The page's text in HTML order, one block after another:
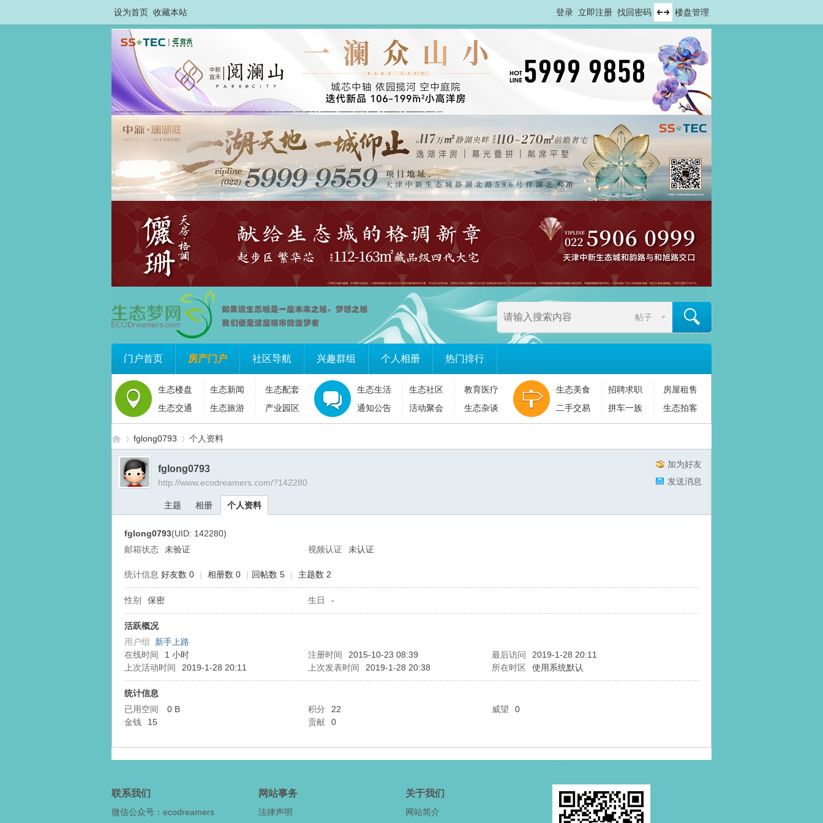
设为首页 收藏本站 登录 立即注册 找回密码 楼盘管理
帖子
门户首页 房产门户 社区导航 兴趣群组 个人相册 热门排行
搜索
生态楼盘 生态新闻
生态配套
生态交通
生态旅游 产业园区
生态生活 生态社区
教育医疗
通知公告
活动聚会 生态杂谈
生态美食 招聘求职
房屋租售
二手交易
拼车一族 生态拍客
›
fglong0793 个人资料
加为好友
发送消息
fglong0793
http://www.ecodreamers.com/?142280
主题 相册 个人资料
fglong0793(UID: 142280)
邮箱状态
未验证 视频认证 未认证
统计信息 好友数 0 | 相册数 0 | 回帖数 5 | 主题数 2
性别 保密 生日 -
活跃概况
用户组 新手上路
在线时间
1 小时 注册时间 2015-10-23 08:39 最后访问
2019-1-28 20:11
上次活动时间
2019-1-28 20:11 上次发表时间 2019-1-28 20:38 所在时区 使用系统默认
统计信息
已用空间
0 B 积分 22 威望
0
金钱
15 贡献 0
联系我们
微信公众号：ecodreamers
网站事务
法律声明
关于我们
网站简介